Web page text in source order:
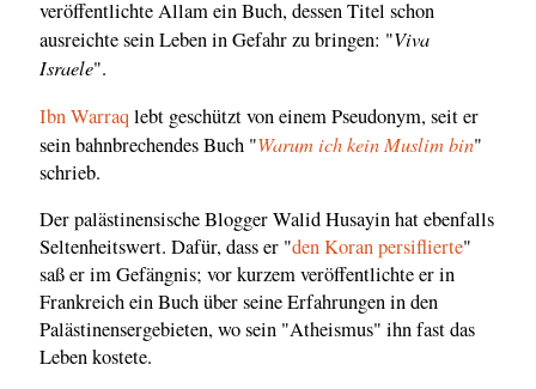
veröffentlichte Allam ein Buch, dessen Titel schon
ausreichte sein Leben in Gefahr zu bringen: "Viva
Israele".
Ibn Warraq lebt geschützt von einem Pseudonym, seit er
sein bahnbrechendes Buch "Warum ich kein Muslim bin"
schrieb.
Der palästinensische Blogger Walid Husayin hat ebenfalls
Seltenheitswert. Dafür, dass er "den Koran persiflierte"
saß er im Gefängnis; vor kurzem veröffentlichte er in
Frankreich ein Buch über seine Erfahrungen in den
Palästinensergebieten, wo sein "Atheismus" ihn fast das
Leben kostete.